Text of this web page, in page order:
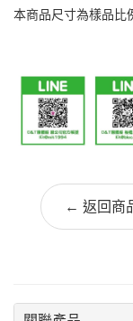
本商品尺寸為樣品比
← 返回商